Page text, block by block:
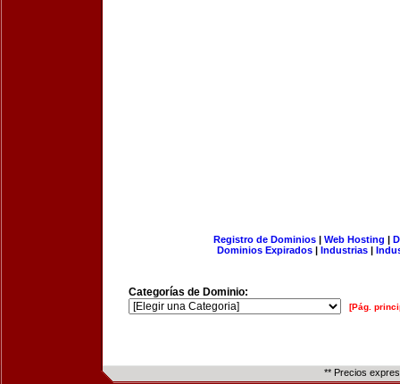
Registro de Dominios| Web Hosting |
Dominios Expirados | Industrias |
Categorías de Dominio:
[Pág.
** Precios